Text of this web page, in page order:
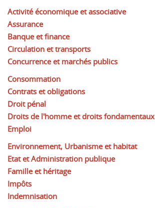
Activité économique et associative
Assurance
Banque et finance
Circulation et transports
Concurrence et marchés publics
Consommation
Contrats et obligations
Droit pénal
Droits de l'homme et droits fondamentaux
Emploi
Environnement, Urbanisme et habitat
Etat et Administration publique
Famille et héritage
Impôts
Indemnisation